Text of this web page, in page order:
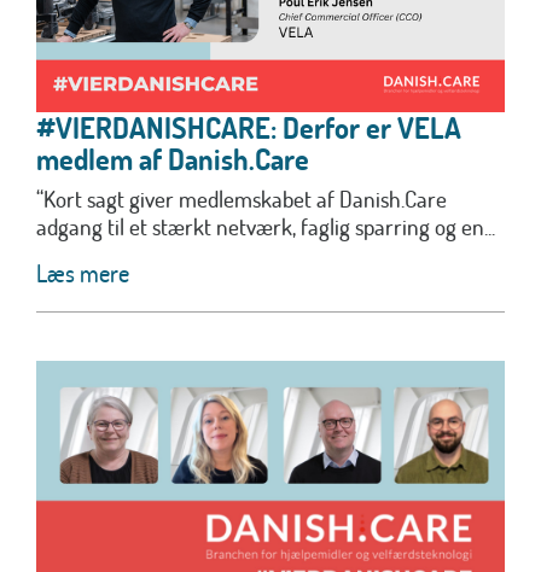
#VIERDANISHCARE: Derfor er VELA
medlem af Danish.Care
“Kort sagt giver medlemskabet af Danish.Care
adgang til et stærkt netværk, faglig sparring og en...
Læs mere